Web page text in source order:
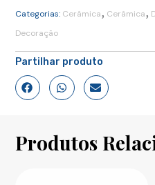
Categorias: Cerâmica, Cerâmica,
Decoração
Partilhar produto
Produtos